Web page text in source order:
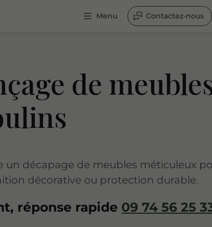
Menu Contactez-nous
de
un décapage de meubles méticuleux
décorative ou protection durable.
réponse rapide 09 74 56 25